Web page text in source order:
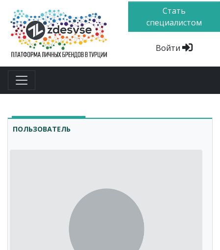
Стать
специалистом
Войти
ПОЛЬЗОВАТЕЛЬ